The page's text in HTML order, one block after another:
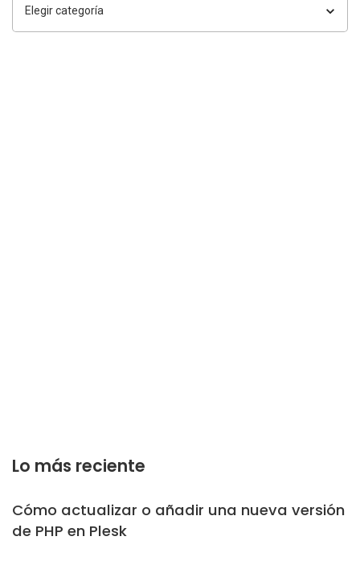
Lo más reciente
Cómo actualizar o añadir una nueva versión
de PHP en Plesk